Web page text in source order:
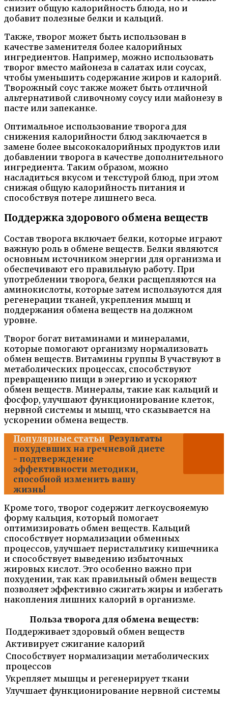
снизит общую калорийность блюда, но и
добавит полезные белки и кальций.
Также, творог может быть использован в
качестве заменителя более калорийных
ингредиентов. Например, можно использовать
творог вместо майонеза в салатах или соусах,
чтобы уменьшить содержание жиров и калорий.
Творожный соус также может быть отличной
альтернативой сливочному соусу или майонезу в
пасте или запеканке.
Оптимальное использование творога для
снижения калорийности блюд заключается в
замене более высококалорийных продуктов или
добавлении творога в качестве дополнительного
ингредиента. Таким образом, можно
насладиться вкусом и текстурой блюд, при этом
снижая общую калорийность питания и
способствуя потере лишнего веса.
Поддержка здорового обмена веществ
Состав творога включает белки, которые играют
важную роль в обмене веществ. Белки являются
основным источником энергии для организма и
обеспечивают его правильную работу. При
употреблении творога, белки расщепляются на
аминокислоты, которые затем используются для
регенерации тканей, укрепления мышц и
поддержания обмена веществ на должном
уровне.
Творог богат витаминами и минералами,
которые помогают организму нормализовать
обмен веществ. Витамины группы B участвуют в
метаболических процессах, способствуют
превращению пищи в энергию и ускоряют
обмен веществ. Минералы, такие как кальций и
фосфор, улучшают функционирование клеток,
нервной системы и мышц, что сказывается на
ускорении обмена веществ.
Популярные статьи Результаты
похудевших на гречневой диете
- подтверждение
эффективности методики,
способной изменить вашу
жизнь!
Кроме того, творог содержит легкоусвояемую
форму кальция, который помогает
оптимизировать обмен веществ. Кальций
способствует нормализации обменных
процессов, улучшает перистальтику кишечника
и способствует выведению избыточных
жировых кислот. Это особенно важно при
похудении, так как правильный обмен веществ
позволяет эффективно сжигать жиры и избегать
накопления лишних калорий в организме.
Польза творога для обмена веществ:
Поддерживает здоровый обмен веществ
Активирует сжигание калорий
Способствует нормализации метаболических
процессов
Укрепляет мышцы и регенерирует ткани
Улучшает функционирование нервной системы